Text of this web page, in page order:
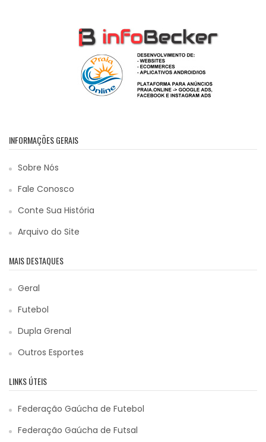
INFORMAÇÕES GERAIS
Sobre Nós
Fale Conosco
Conte Sua História
Arquivo do Site
MAIS DESTAQUES
Geral
Futebol
Dupla Grenal
Outros Esportes
LINKS ÚTEIS
Federação Gaúcha de Futebol
Federação Gaúcha de Futsal